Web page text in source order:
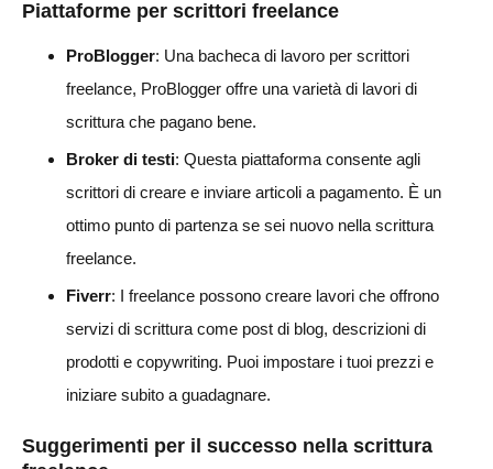
Piattaforme per scrittori freelance
ProBlogger: Una bacheca di lavoro per scrittori
freelance, ProBlogger offre una varietà di lavori di
scrittura che pagano bene.
Broker di testi: Questa piattaforma consente agli
scrittori di creare e inviare articoli a pagamento. È un
ottimo punto di partenza se sei nuovo nella scrittura
freelance.
Fiverr: I freelance possono creare lavori che offrono
servizi di scrittura come post di blog, descrizioni di
prodotti e copywriting. Puoi impostare i tuoi prezzi e
iniziare subito a guadagnare.
Suggerimenti per il successo nella scrittura